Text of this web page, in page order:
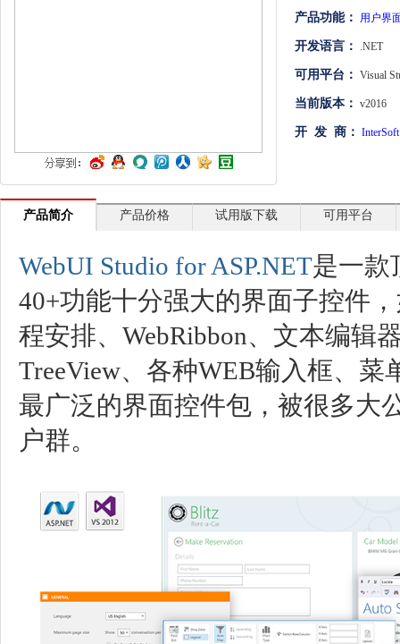
项目管理与业务逻辑
网络通讯
程序安全
开发测试与优化
智能设备开发
其它
产品功能： 用户界
开发语言： .NET
可用平台： Visual
当前版本： v2016
开 发 商： InterSoft
产品简介 产品价格 试用版下载 可用平台
WebUI Studio for ASP.NET是一款
40+功能十分强大的界面子控件
程安排、WebRibbon、文本编辑
TreeView、各种WEB输入框、
最广泛的界面控件包，被很多大
户群。